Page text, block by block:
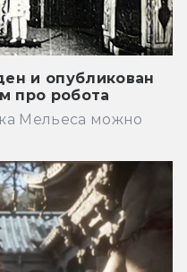
и опубликован
про робота
Мельеса можно